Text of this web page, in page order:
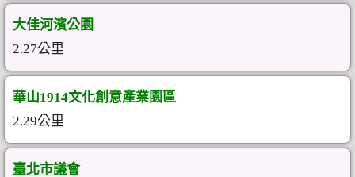
大佳河濱公園
2.27公里
華山1914文化創意產業園區
2.29公里
臺北市議會